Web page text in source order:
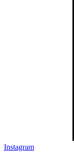
Instagram